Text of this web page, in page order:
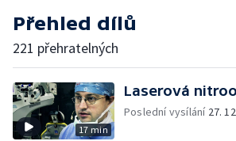
Přehled dílů
221 přehratelných
17 min
Laserová
Poslední vysílání 27.